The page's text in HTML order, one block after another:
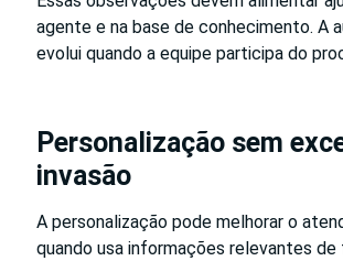
agente e na base de conhecimento. A
evolui quando a equipe participa do
Personalização sem
invasão
A personalização pode melhorar o
quando usa informações relevantes de